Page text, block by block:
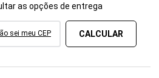
as opções de entrega
sei meu CEP